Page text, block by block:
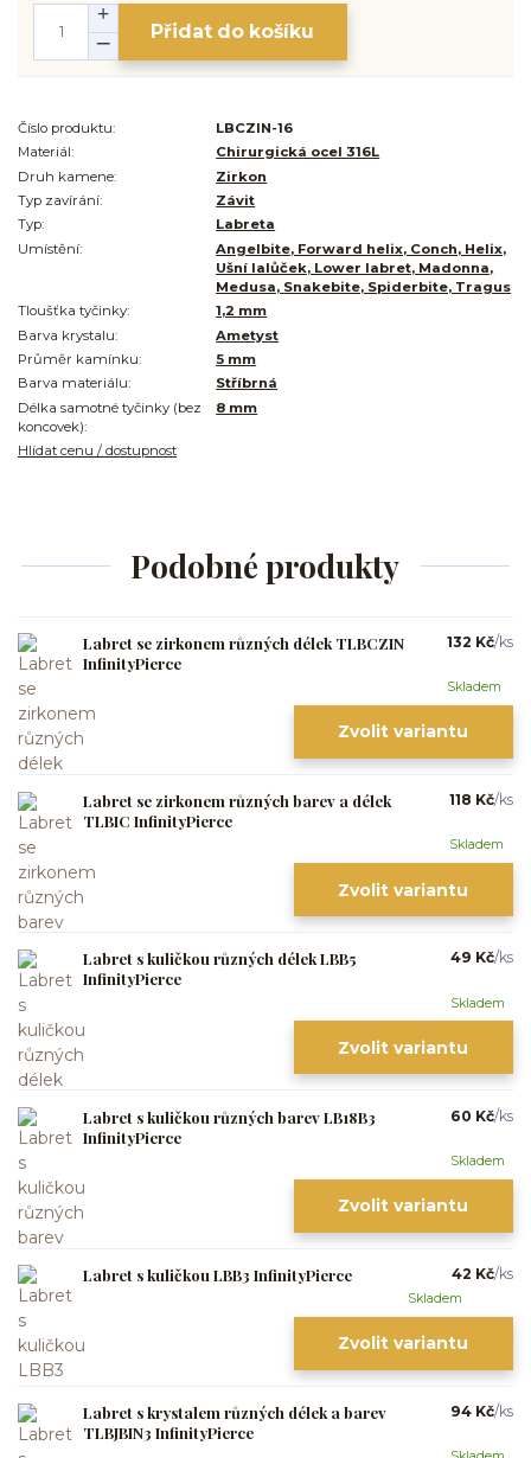
Přidat do košíku
Číslo produktu:
LBCZIN-16
Materiál:
Chirurgická ocel 316L
Druh kamene:
Zirkon
Typ zavírání:
Závit
Typ:
Labreta
Umístění:
Angelbite, Forward helix, Conch, Helix,
Ušní lalůček, Lower labret, Madonna,
Medusa, Snakebite, Spiderbite, Tragus
Tloušťka tyčinky:
1,2 mm
Barva krystalu:
Ametyst
Průměr kamínku:
5 mm
Barva materiálu:
Stříbrná
Délka samotné tyčinky (bez
koncovek):
8 mm
Hlídat cenu / dostupnost
Podobné produkty
Labret se zirkonem různých délek TLBCZIN
InfinityPierce
132 Kč/ks
Skladem
Zvolit variantu
Labret se zirkonem různých barev a délek
TLBIC InfinityPierce
118 Kč/ks
Skladem
Zvolit variantu
Labret s kuličkou různých délek LBB5
InfinityPierce
49 Kč/ks
Skladem
Zvolit variantu
Labret s kuličkou různých barev LB18B3
InfinityPierce
60 Kč/ks
Skladem
Zvolit variantu
Labret s kuličkou LBB3 InfinityPierce 42 Kč/ks
Skladem
Zvolit variantu
Labret s krystalem různých délek a barev
TLBJBIN3 InfinityPierce
94 Kč/ks